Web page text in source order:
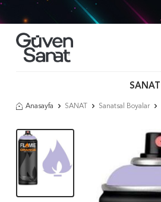
SANAT
Anasayfa SANAT Sanatsal Boyalar